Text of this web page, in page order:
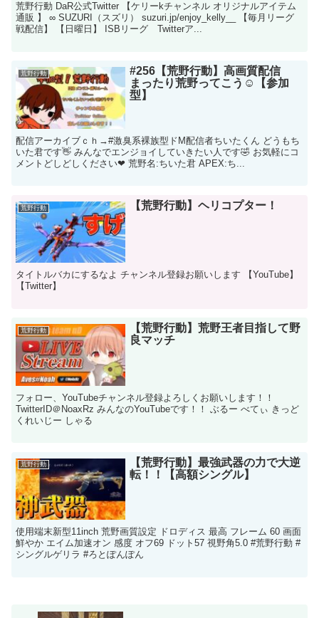
荒野行動 DaR公式Twitter 【ケリーkチャンネル オリジナルアイテム
通販 】 ∞ SUZURI（スズリ） suzuri.jp/enjoy_kelly__ 【毎月リーグ
戦配信】 【日曜日】 ISBリーグ Twitterア...
荒野行動
#256【荒野行動】高画質配信
まったり荒野ってこう☺【参加
型】
配信アーカイブｃｈ→​ #激臭系裸族型ドM配信者ちいたくん どうもち
いた君です👋 みんなでエンジョイしていきたい人です🤣 お気軽にコ
メントどしどしください❤ 荒野名:ちいた君 APEX:ち...
荒野行動 【荒野行動】ヘリコプター！
タイトルバカにするなよ チャンネル登録お願いします 【YouTube】
【Twitter】
荒野行動
【荒野行動】荒野王者目指して野
良マッチ
フォロー、YouTubeチャンネル登録よろしくお願いします！！
TwitterID＠NoaxRz みんなのYouTubeです！！ ぶるー べてぃ きっど
くれいじー しゃる
荒野行動
【荒野行動】最強武器の力で大逆
転！！【高額シングル】
使用端末新型11inch 荒野画質設定 ドロディス 最高 フレーム 60 画面
鮮やか エイム加速オン 感度 オフ69 ドット57 視野角5.0 #荒野行動 #
シングルゲリラ #ろとぽんぽん